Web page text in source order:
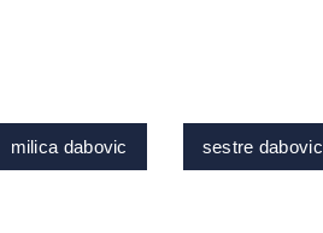
milica dabovic sestre dabovic